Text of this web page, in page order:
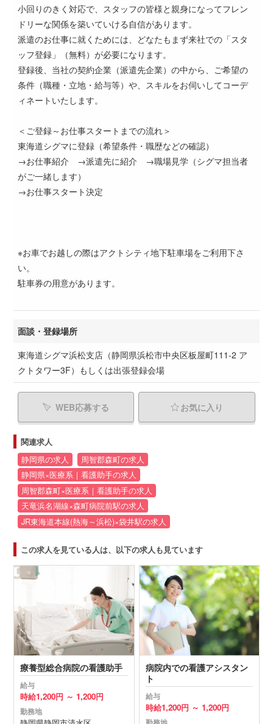
小回りのきく対応で、スタッフの皆様と親身になってフレン
ドリーな関係を築いていける自信があります。
派遣のお仕事に就くためには、どなたもまず来社での「スタ
ッフ登録」（無料）が必要になります。
登録後、当社の契約企業（派遣先企業）の中から、ご希望の
条件（職種・立地・給与等）や、スキルをお伺いしてコーデ
ィネートいたします。
＜ご登録～お仕事スタートまでの流れ＞
東海道シグマに登録（希望条件・職歴などの確認）
→お仕事紹介 →派遣先に紹介 →職場見学（シグマ担当者
がご一緒します）
→お仕事スタート決定
※お車でお越しの際はアクトシティ地下駐車場をご利用下さ
い。
駐車券の用意があります。
面談・登録場所
東海道シグマ浜松支店（静岡県浜松市中央区板屋町111-2 ア
クトタワー3F）もしくは出張登録会場
WEB応募する お気に入り
関連求人
静岡県の求人
周智郡森町の求人
静岡県×医療系｜看護助手の求人
周智郡森町×医療系｜看護助手の求人
天竜浜名湖線×森町病院前駅の求人
JR東海道本線(熱海～浜松)×袋井駅の求人
この求人を見ている人は、以下の求人も見ています
療養型総合病院の看護助手
給与
時給1,200円 ～ 1,200円
勤務地
病院内での看護アシスタン
ト
給与
時給1,200円 ～ 1,200円